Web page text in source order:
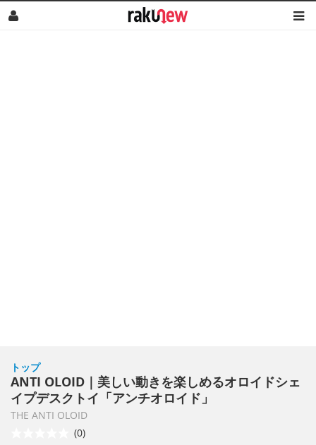
トップ
ANTI OLOID｜美しい動きを楽しめるオロイドシェ
イプデスクトイ「アンチオロイド」
THE ANTI OLOID
(0)